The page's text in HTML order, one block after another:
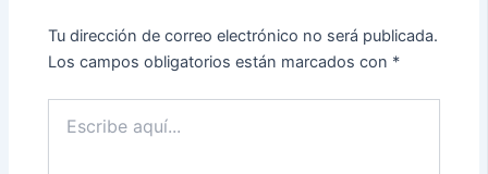
Tu dirección de correo electrónico no será publicada.
Los campos obligatorios están marcados con *
aquí...